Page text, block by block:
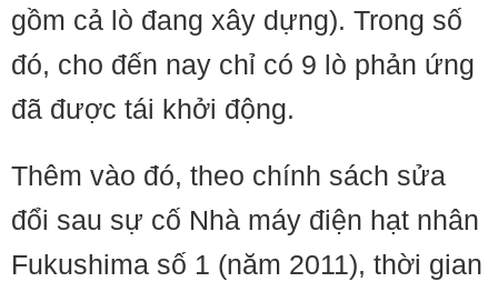
gồm cả lò đang xây dựng). Trong số
đó, cho đến nay chỉ có 9 lò phản ứng
đã được tái khởi động.
Thêm vào đó, theo chính sách sửa
đổi sau sự cố Nhà máy điện hạt nhân
Fukushima số 1 (năm 2011), thời gian